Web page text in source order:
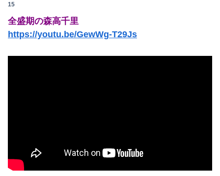
15
全盛期の森高千里
https://youtu.be/GewWg-T29Js